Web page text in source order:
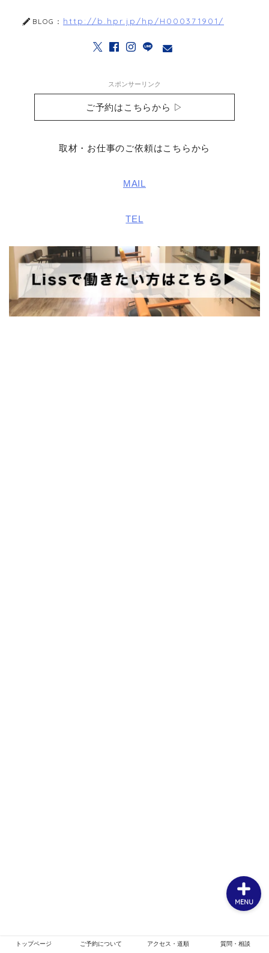
BLOG： http://b.hpr.jp/hp/H000371901/
スポンサーリンク
ご予約はこちらから ▷
取材・お仕事のご依頼はこちらから
MAIL
TEL
トップページ ご予約について アクセス・道順 質問・相談
MENU